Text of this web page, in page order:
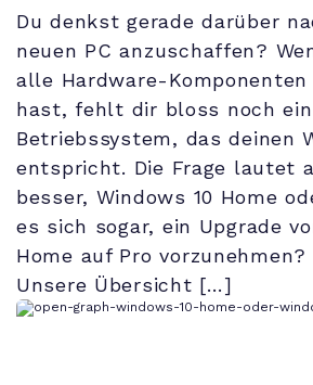
Du denkst gerade darüber
neuen PC anzuschaffen?
alle Hardware-Komponenten
hast, fehlt dir bloss noch ein
Betriebssystem, das deinen
entspricht. Die Frage lautet
besser, Windows 10 Home
es sich sogar, ein Upgrade
Home auf Pro
Unsere Übersicht […]